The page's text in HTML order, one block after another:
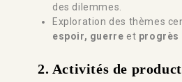
des dilemmes.
Exploration des thèmes
espoir, guerre et progrès
2. Activités de